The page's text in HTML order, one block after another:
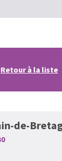
Retour à la liste
de-